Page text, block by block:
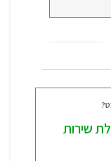
שירות